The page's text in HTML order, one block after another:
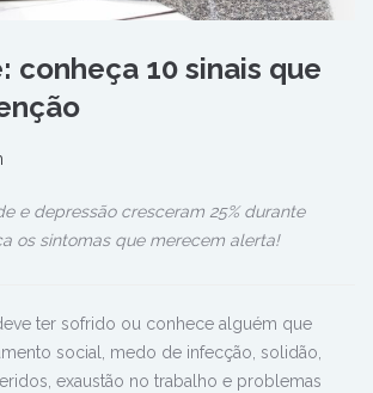
conheça 10 sinais que
e depressão cresceram 25% durante
os sintomas que merecem alerta!
ter sofrido ou conhece alguém que
social, medo de infecção, solidão,
exaustão no trabalho e problemas